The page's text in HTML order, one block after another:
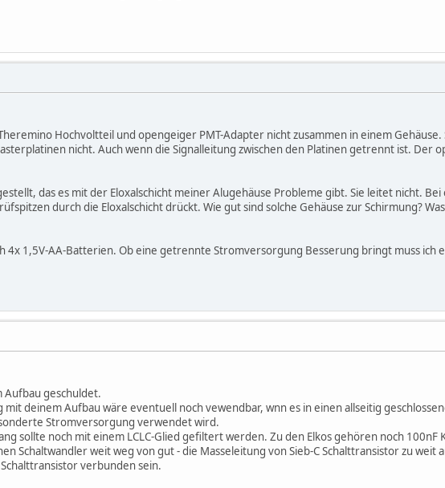
Hochvoltteil und opengeiger PMT-Adapter nicht zusammen in einem
nicht. Auch wenn die Signalleitung zwischen den Platinen getrennt ist. Der
das es mit der Eloxalschicht meiner Alugehäuse Probleme gibt. Sie leitet nicht.
durch die Eloxalschicht drückt. Wie gut sind solche Gehäuse zur Schirmung?
4x 1,5V-AA-Batterien. Ob eine getrennte Stromversorgung Besserung bringt muss ich
Aufbau geschuldet.
deinem Aufbau wäre eventuell noch vewendbar, wnn es in einen allseitig
Stromversorgung verwendet wird.
sollte noch mit einem LCLC-Glied gefiltert werden. Zu den Elkos gehören noch 100nF
Schaltwandler weit weg von gut - die Masseleitung von Sieb-C Schalttransistor zu weit
verbunden sein.